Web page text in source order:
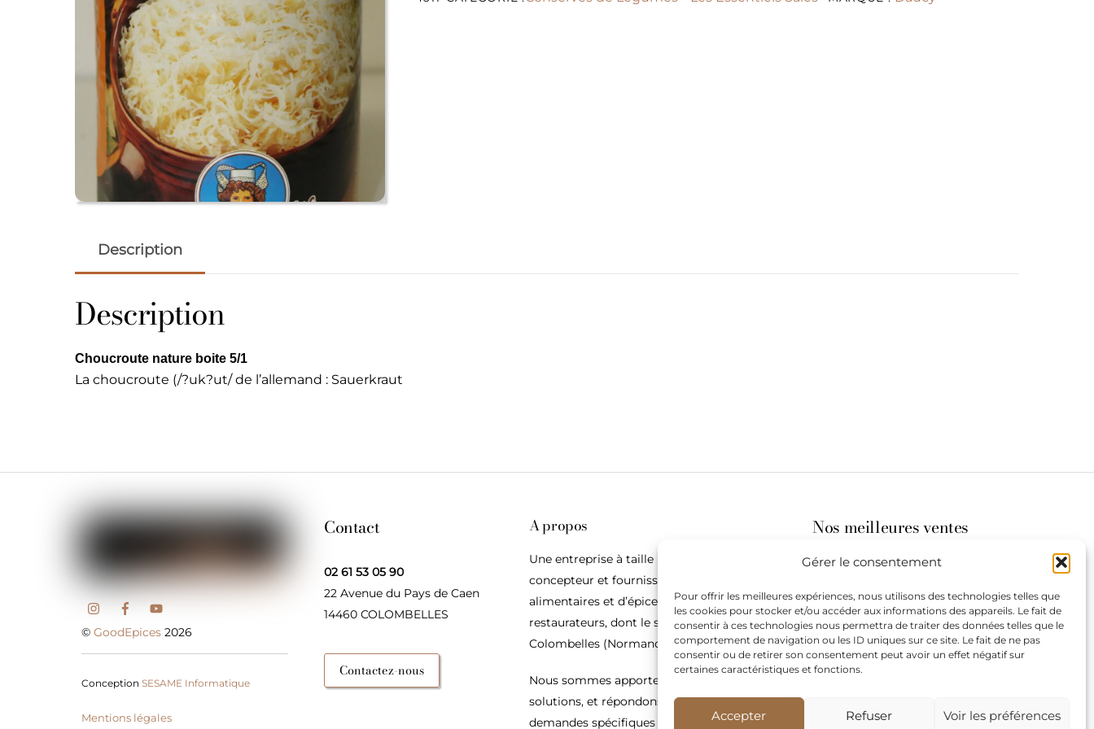
Gérer le consentement
Pour offrir les meilleures expériences, nous utilisons des technologies telles que
les cookies pour stocker et/ou accéder aux informations des appareils. Le fait de
consentir à ces technologies nous permettra de traiter des données telles que le
comportement de navigation ou les ID uniques sur ce site. Le fait de ne pas
consentir ou de retirer son consentement peut avoir un effet négatif sur
certaines caractéristiques et fonctions.
Accepter Refuser Voir les préférences
Description
Description
Choucroute nature boite 5/1
La choucroute (/?uk?ut/ de l’allemand : Sauerkraut
©GoodEpices 2026
ConceptionSESAME Informatique
Mentions légales
Contact
02 61 53 05 90
22 Avenue du Pays de Caen
14460 COLOMBELLES
Contactez-nous
A propos
Une entreprise à taille humaine,
concepteur et fournisseur de produits
alimentaires et d’épices pour les
restaurateurs, dont le siège social est à
Colombelles (Normandie).
Nous sommes apporteurs d’idées, de
solutions, et répondons présents pour les
demandes spécifiques des restaurateurs.
Nos meilleures ventes